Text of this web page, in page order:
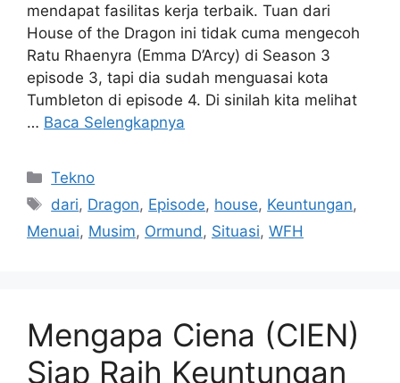
mendapat fasilitas kerja terbaik. Tuan dari
House of the Dragon ini tidak cuma mengecoh
Ratu Rhaenyra (Emma D’Arcy) di Season 3
episode 3, tapi dia sudah menguasai kota
Tumbleton di episode 4. Di sinilah kita melihat
… Baca Selengkapnya
Kategori
Tekno
Tag
dari, Dragon, Episode, house, Keuntungan,
Menuai, Musim, Ormund , Situasi, WFH
Mengapa Ciena (CIEN)
Siap Raih Keuntungan